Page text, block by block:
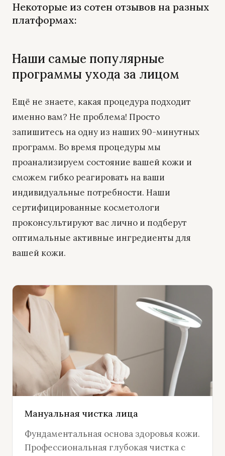
Некоторые из сотен отзывов на разных
платформах:
Наши самые популярные
программы ухода за лицом
Ещё не знаете, какая процедура подходит
именно вам? Не проблема! Просто
запишитесь на одну из наших 90-минутных
программ. Во время процедуры мы
проанализируем состояние вашей кожи и
сможем гибко реагировать на ваши
индивидуальные потребности. Наши
сертифицированные косметологи
проконсультируют вас лично и подберут
оптимальные активные ингредиенты для
вашей кожи.
Мануальная чистка лица
Фундаментальная основа здоровья кожи.
Профессиональная глубокая чистка с